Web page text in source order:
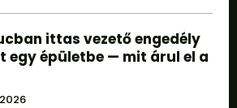
ittas vezető engedély
egy épületbe — mit árul el a